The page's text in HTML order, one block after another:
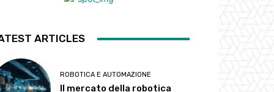
ARTICLES
ROBOTICA E AUTOMAZIONE
Il mercato della robotica